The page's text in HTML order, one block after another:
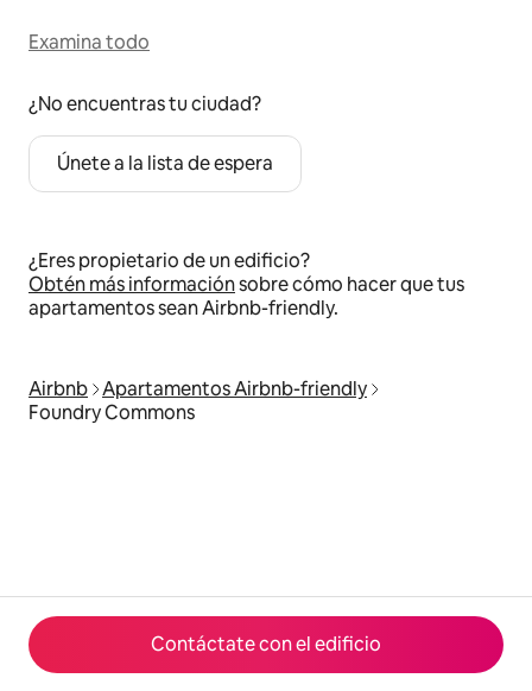
Contáctate con el edificio
Examina todo
¿No encuentras tu ciudad?
Únete a la lista de espera
¿Eres propietario de un edificio?
Obtén más informaciónsobre cómo hacer que tus
apartamentos sean Airbnb-friendly.
Airbnb Apartamentos Airbnb-friendly
Foundry Commons